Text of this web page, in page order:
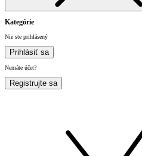
Kategórie
Nie ste prihlásený
Prihlásiť sa
Nemáte účet?
Registrujte sa